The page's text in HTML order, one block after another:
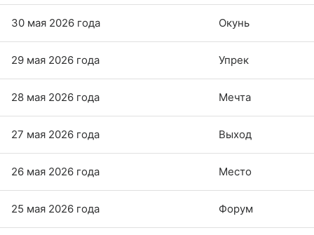
30 мая 2026 года Окунь
29 мая 2026 года Упрек
28 мая 2026 года Мечта
27 мая 2026 года Выход
26 мая 2026 года Место
25 мая 2026 года Форум